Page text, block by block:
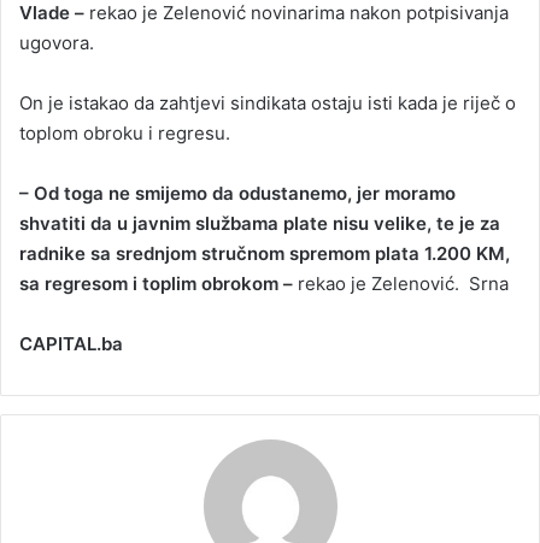
Vlade – rekao je Zelenović novinarima nakon potpisivanja
ugovora.
On je istakao da zahtjevi sindikata ostaju isti kada je riječ o
toplom obroku i regresu.
– Od toga ne smijemo da odustanemo, jer moramo
shvatiti da u javnim službama plate nisu velike, te je za
radnike sa srednjom stručnom spremom plata 1.200 KM,
sa regresom i toplim obrokom – rekao je Zelenović. Srna
CAPITAL.ba